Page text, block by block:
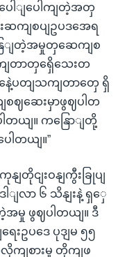
ေါျပေါကျတဲ့အတှ
ကျစပျဥပဒအေရ
နြျတဲ့အမှုတှဆေကျစ
ျတာတှရှေိသေးတ
ေဲ့ပတျသကျတာတှေ ရှိ
ဈဆေးမှာဖွဈပါတ
ါတယျ။ ကနြောျတို့
ါတယျ။”
တိုငျးဝနျကွီးခြုပျ
ါျလာ ၆ သိနျးနဲ့ ရှှေ
အမှု ဖွဈပါတယျ။ ဒီ
ဥပ‌ဒေ ပုဒျမ ၅၅
ျစားမှု တိုကျဖ